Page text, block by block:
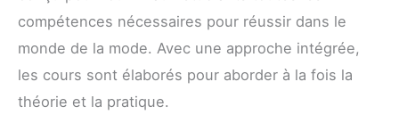
compétences nécessaires pour réussir dans le
monde de la mode. Avec une approche intégrée,
les cours sont élaborés pour aborder à la fois la
théorie et la pratique.